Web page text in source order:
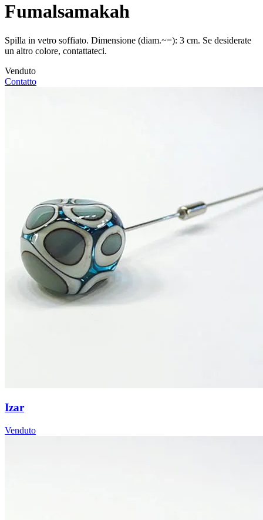
Fumalsamakah
Spilla in vetro soffiato. Dimensione (diam.~=): 3 cm. Se desiderate
un altro colore, contattateci.
Venduto
Contatto
Izar
Venduto